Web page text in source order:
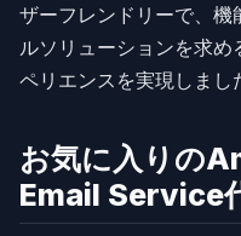
ザーフレンドリーで、機
ルソリューションを求
ペリエンスを実現しまし
お気に入りの
Email Service